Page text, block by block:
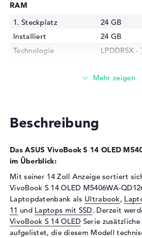
RAM
1. Steckplatz
24 GB
Installiert
24 GB
Technologie
LPDDR5X -
1 TB SSD
Display
Display-Typ
Max. Auflösung
1920 x 1200
Auflösungstyp
WUXGA
Bildwiederholrate
60 Hz
Besonderheiten
Display,
Display,
Beschreibung
Das ASUS VivoBook S 14 OLED
im Überblick:
Mit seiner 14 Zoll Anzeige sortiert
VivoBook S 14 OLED M5406WA-
Laptopdatenbank als Ultrabook,
11 und Laptops mit SSD. Derzeit
VivoBook S 14 OLED Serie
aufgelistet, die diesem Modell